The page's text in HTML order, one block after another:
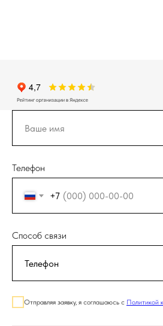
Телефон
+7
Способ связи
Отправляя заявку, я соглашаюсь с Политикой